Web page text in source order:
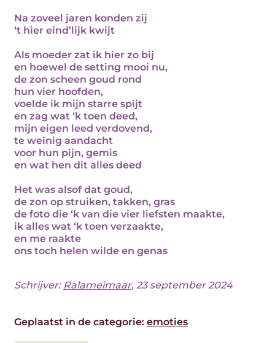
Na zoveel jaren konden zij
‘t hier eind’lijk kwijt
Als moeder zat ik hier zo bij
en hoewel de setting mooi nu,
de zon scheen goud rond
hun vier hoofden,
voelde ik mijn starre spijt
en zag wat ‘k toen deed,
mijn eigen leed verdovend,
te weinig aandacht
voor hun pijn, gemis
en wat hen dit alles deed
Het was alsof dat goud,
de zon op struiken, takken, gras
de foto die ‘k van die vier liefsten maakte,
ik alles wat ‘k toen verzaakte,
en me raakte
ons toch helen wilde en genas
Schrijver: Ralameimaar, 23 september 2024
Geplaatst in de categorie: emoties